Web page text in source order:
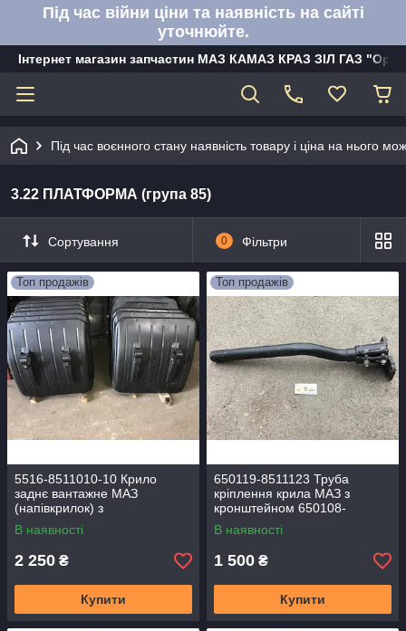
Під час війни ціни та наявність на сайті
уточнюйте.
Інтернет магазин запчастин МАЗ КАМАЗ КРАЗ ЗІЛ ГАЗ
Під час воєнного стану наявність товару і ціна на нього
3.22 ПЛАТФОРМА (група 85)
Сортування 0 Фільтри
Топ продажів
5516-8511010-10 Крило
заднє вантажне МАЗ
(напівкрилок) з
кронштейнами метал.
(ОРІГИНАЛ)
В наявності
2 250 ₴
Купити
Топ продажів
650119-8511123 Труба
кріплення крила МАЗ з
кронштейном 650108-
8511122 в зборі
В наявності
1 500 ₴
Купити